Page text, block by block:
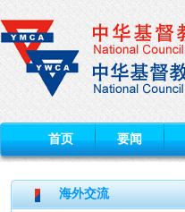
首页 要闻
海外交流